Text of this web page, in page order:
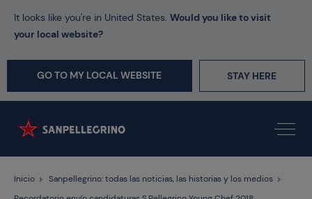
It looks like you're in United States. Would you like to visit
your local website?
GO TO MY LOCAL WEBSITE STAY HERE
Inicio
Sanpellegrino: todas las noticias, las historias y los medios